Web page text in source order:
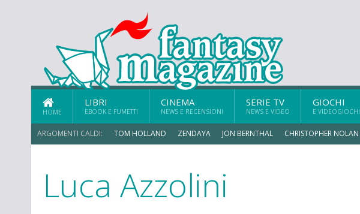
HOME
LIBRI
EBOOK E FUMETTI
CINEMA
NEWS E RECENSIONI
SERIE TV
NEWS E VIDEO
GIOCHI
E VIDEOGIOCHI
ARGOMENTI CALDI: TOM HOLLAND ZENDAYA JON BERNTHAL CHRISTOPHER NOLAN
Luca Azzolini